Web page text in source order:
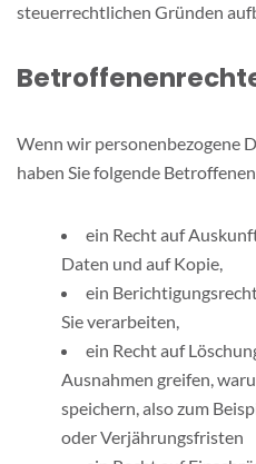
steuerrechtlichen Gründen
Wenn wir personenbezogene
haben Sie folgende
ein Recht auf
Daten und auf Kopie,
ein
Sie verarbeiten,
ein Recht auf
Ausnahmen greifen,
speichern, also zum
oder Verjährungsfristen